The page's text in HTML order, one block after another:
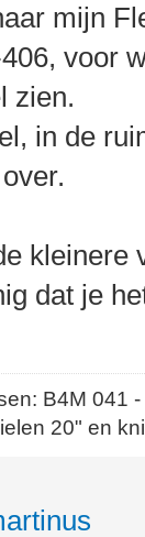
mijn
voor
zien.
in de
kleinere
dat je
B4M
20" en